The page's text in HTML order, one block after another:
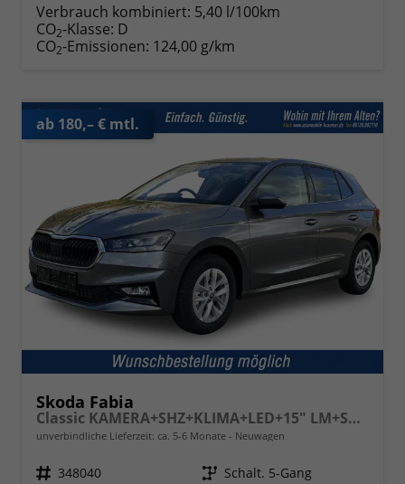
Verbrauch kombiniert: 5,40 l/100km
CO2-Klasse: D
CO2-Emissionen: 124,00 g/km
ab 180,– € mtl.
Skoda Fabia
Classic KAMERA+SHZ+KLIMA+LED+15" LM+SMARTLINK
unverbindliche Lieferzeit: ca. 5-6 Monate Neuwagen
Fahrzeugnr. 348040 Getriebe Schalt. 5-Gang